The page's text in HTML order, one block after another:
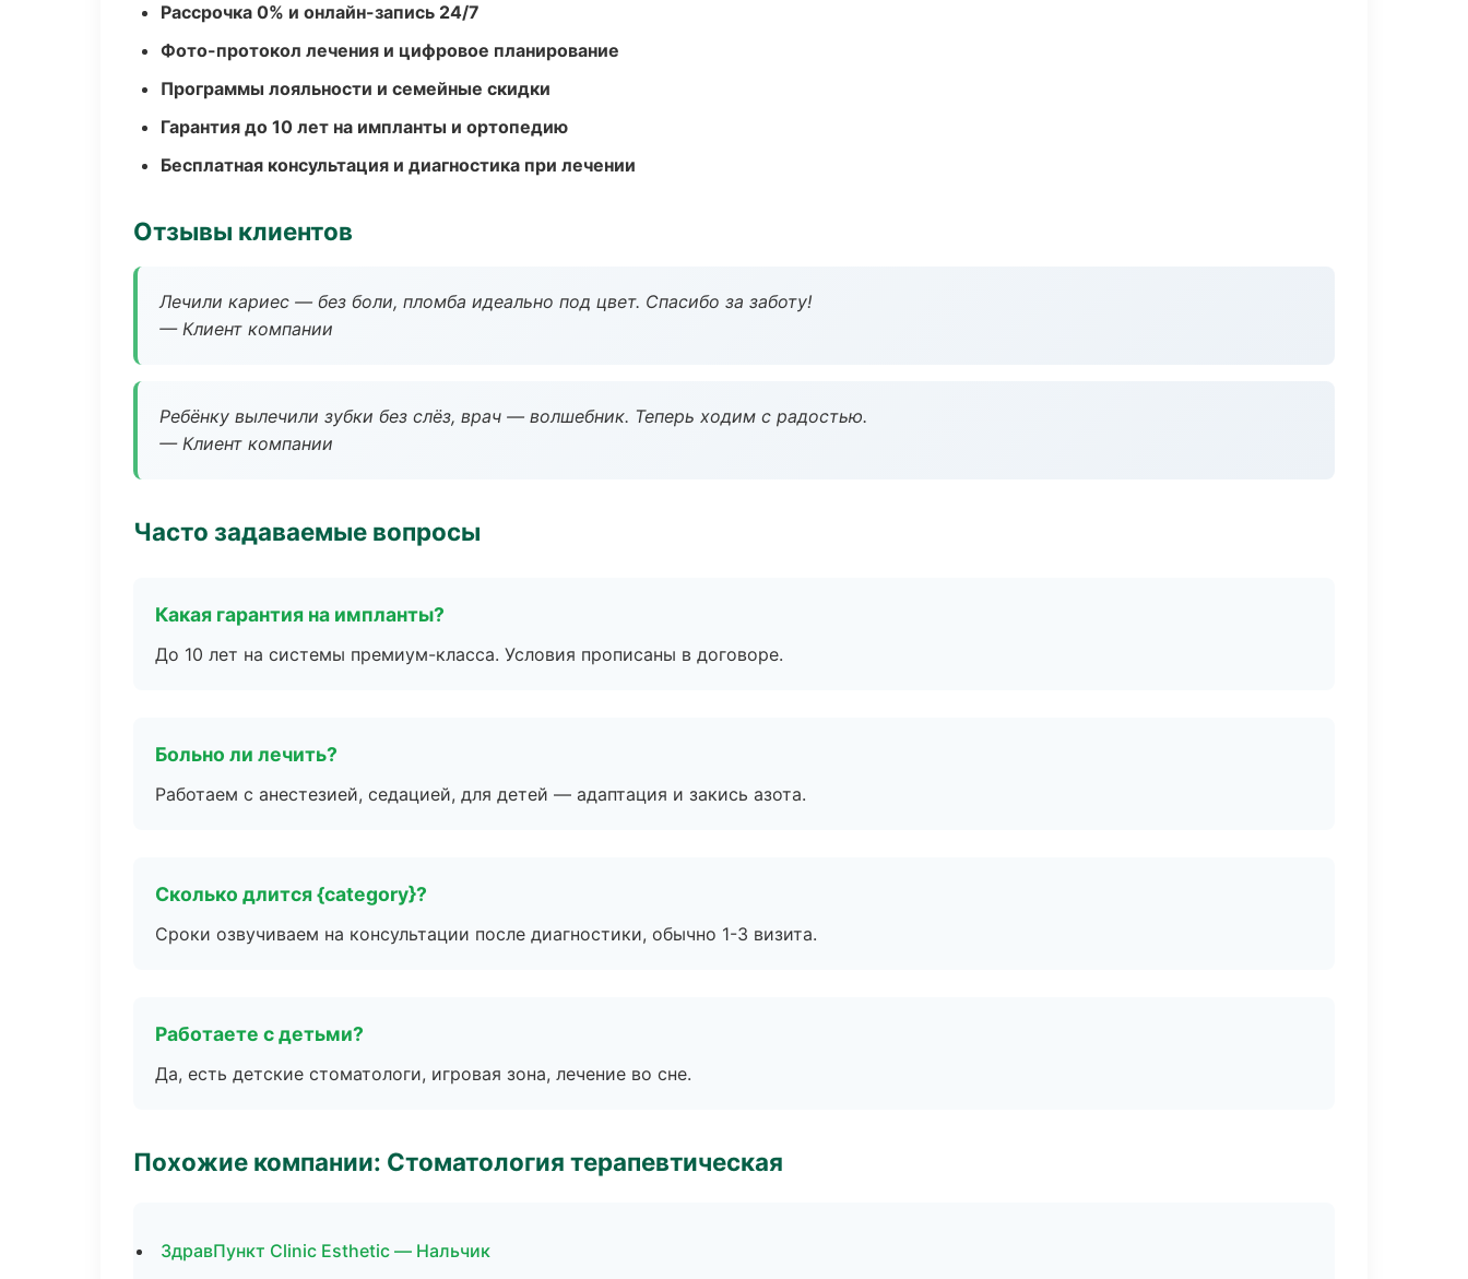
Рассрочка 0% и онлайн-запись 24/7
Фото-протокол лечения и цифровое планирование
Программы лояльности и семейные скидки
Гарантия до 10 лет на импланты и ортопедию
Бесплатная консультация и диагностика при лечении
Отзывы клиентов
Лечили кариес — без боли, пломба идеально под цвет. Спасибо за заботу!
— Клиент компании
Ребёнку вылечили зубки без слёз, врач — волшебник. Теперь ходим с радостью.
— Клиент компании
Часто задаваемые вопросы
Какая гарантия на импланты?
До 10 лет на системы премиум-класса. Условия прописаны в договоре.
Больно ли лечить?
Работаем с анестезией, седацией, для детей — адаптация и закись азота.
Сколько длится {category}?
Сроки озвучиваем на консультации после диагностики, обычно 1-3 визита.
Работаете с детьми?
Да, есть детские стоматологи, игровая зона, лечение во сне.
Похожие компании: Стоматология терапевтическая
ЗдравПункт Clinic Esthetic — Нальчик